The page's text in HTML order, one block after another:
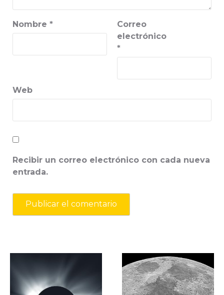
Nombre *
Correo
electrónico
*
Web
Recibir un correo electrónico con cada nueva
entrada.